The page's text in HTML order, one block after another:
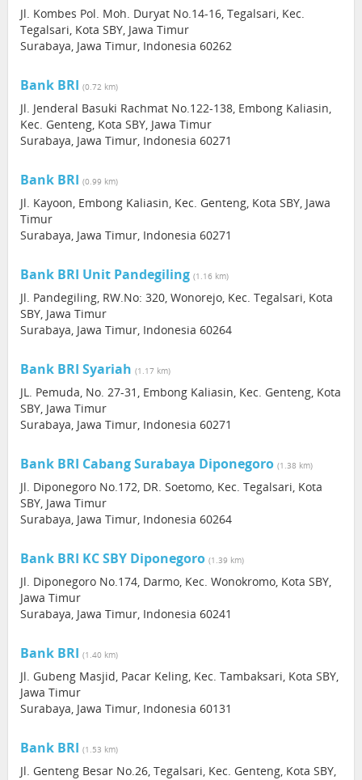
Jl. Kombes Pol. Moh. Duryat No.14-16, Tegalsari, Kec.
Tegalsari, Kota SBY, Jawa Timur
Surabaya, Jawa Timur, Indonesia 60262
Bank BRI (0.72 km)
Jl. Jenderal Basuki Rachmat No.122-138, Embong Kaliasin,
Kec. Genteng, Kota SBY, Jawa Timur
Surabaya, Jawa Timur, Indonesia 60271
Bank BRI (0.99 km)
Jl. Kayoon, Embong Kaliasin, Kec. Genteng, Kota SBY, Jawa
Timur
Surabaya, Jawa Timur, Indonesia 60271
Bank BRI Unit Pandegiling (1.16 km)
Jl. Pandegiling, RW.No: 320, Wonorejo, Kec. Tegalsari, Kota
SBY, Jawa Timur
Surabaya, Jawa Timur, Indonesia 60264
Bank BRI Syariah (1.17 km)
JL. Pemuda, No. 27-31, Embong Kaliasin, Kec. Genteng, Kota
SBY, Jawa Timur
Surabaya, Jawa Timur, Indonesia 60271
Bank BRI Cabang Surabaya Diponegoro (1.38 km)
Jl. Diponegoro No.172, DR. Soetomo, Kec. Tegalsari, Kota
SBY, Jawa Timur
Surabaya, Jawa Timur, Indonesia 60264
Bank BRI KC SBY Diponegoro (1.39 km)
Jl. Diponegoro No.174, Darmo, Kec. Wonokromo, Kota SBY,
Jawa Timur
Surabaya, Jawa Timur, Indonesia 60241
Bank BRI (1.40 km)
Jl. Gubeng Masjid, Pacar Keling, Kec. Tambaksari, Kota SBY,
Jawa Timur
Surabaya, Jawa Timur, Indonesia 60131
Bank BRI (1.53 km)
Jl. Genteng Besar No.26, Tegalsari, Kec. Genteng, Kota SBY,